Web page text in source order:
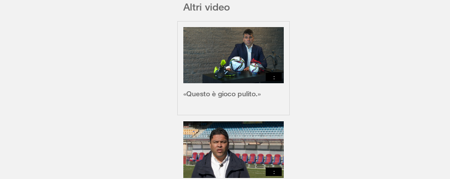
Altri video
:
«Questo è gioco pulito.»
: